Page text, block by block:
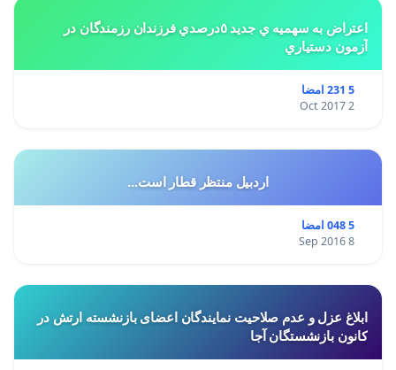
اعتراض به سهميه ي جديد ٥درصدي فرزندان رزمندگان در
آزمون دستياري
5 231 امضا
2 Oct 2017
اردبیل منتظر قطار است...
5 048 امضا
8 Sep 2016
ابلاغ عزل و عدم صلاحیت نمایندگان اعضای بازنشسته ارتش در
کانون بازنشستگان آجا